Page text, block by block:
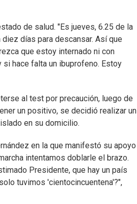
de salud. "Es jueves, 6.25 de la
días para descansar. Así que
que estoy internado ni con
hace falta un ibuprofeno. Estoy
al test por precaución, luego de
un positivo, se decidió realizar un
en su domicilio.
en la que manifestó su apoyo
intentamos doblarle el brazo.
Presidente, que hay un país
tuvimos 'cientocincuentena'?",